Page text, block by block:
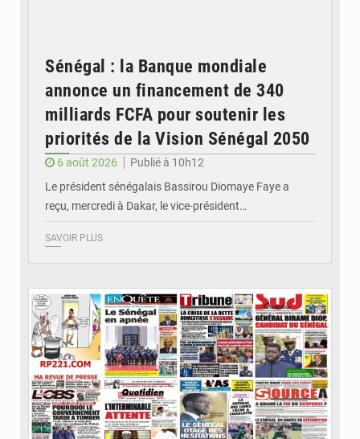
Sénégal : la Banque mondiale
annonce un financement de 340
milliards FCFA pour soutenir les
priorités de la Vision Sénégal 2050
6 août 2026
Publié à 10h12
Le président sénégalais Bassirou Diomaye Faye a
reçu, mercredi à Dakar, le vice-président…
SAVOIR PLUS